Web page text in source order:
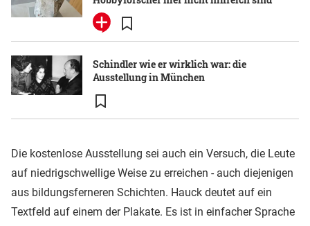
Schindler wie er wirklich war: die
Ausstellung in München
Die kostenlose Ausstellung sei auch ein Versuch, die Leute
auf niedrigschwellige Weise zu erreichen - auch diejenigen
aus bildungsferneren Schichten. Hauck deutet auf ein
Textfeld auf einem der Plakate. Es ist in einfacher Sprache